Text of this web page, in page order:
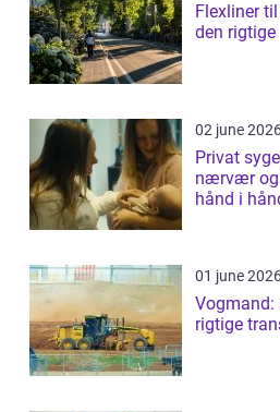
Flexliner
den rigtige
02 june
Privat
nærvær og
hånd i
01 june
rigtige